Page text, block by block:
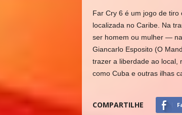
Far Cry 6 é um jogo de
localizada no Caribe. Na
ser homem ou mulher —
Giancarlo Esposito (O
trazer a liberdade ao local,
como Cuba e outras ilhas
COMPARTILHE